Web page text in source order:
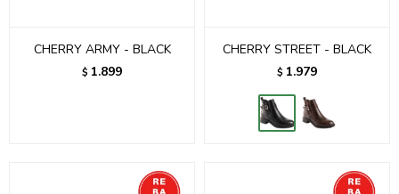
CHERRY ARMY - BLACK
$ 1.899
CHERRY STREET - BLACK
$ 1.979